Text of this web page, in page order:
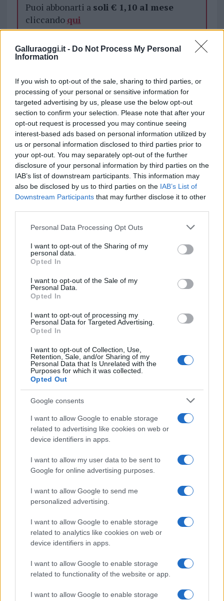
Galluraoggi.it - Do Not Process My Personal
Information
If you wish to opt-out of the sale, sharing to third parties, or
processing of your personal or sensitive information for
targeted advertising by us, please use the below opt-out
section to confirm your selection. Please note that after your
opt-out request is processed you may continue seeing
interest-based ads based on personal information utilized by
us or personal information disclosed to third parties prior to
your opt-out. You may separately opt-out of the further
disclosure of your personal information by third parties on the
IAB’s list of downstream participants. This information may
also be disclosed by us to third parties on the IAB’s List of
Downstream Participants that may further disclose it to other
Please note that this website/app uses one or more Google
not limited to your visit or usage behaviour. You may click to
grant or deny consent to Google and its third-party tags to
use your data for below specified purposes in below Google
consent section.
Personal Data Processing Opt Outs
I want to opt-out of the Sharing of my
personal data.
Opted In
I want to opt-out of the Sale of my
Personal Data.
Opted In
I want to opt-out of processing my
Personal Data for Targeted Advertising.
Opted In
I want to opt-out of Collection, Use,
Retention, Sale, and/or Sharing of my
Personal Data that Is Unrelated with the
Purposes for which it was collected.
Opted Out
Google consents
I want to allow Google to enable storage
related to advertising like cookies on web or
device identifiers in apps.
I want to allow my user data to be sent to
Google for online advertising purposes.
I want to allow Google to send me
personalized advertising.
I want to allow Google to enable storage
related to analytics like cookies on web or
device identifiers in apps.
I want to allow Google to enable storage
related to functionality of the website or app.
I want to allow Google to enable storage
Puoi abbonarti a soli € 1,10 al mese
cliccando qui
Sei già abbonato?
sezioneLogindal menù del sito o
cliccandoqui
TEMI: Marco Balata Ruota Panoramica Olbia
Notizie in tempo reale?
Entra nel canale telegram di
GalluraOggi.it
Inviaci le tue segnalazioni,
i tuoi video e le tue foto
Ricevi le nostre ultime news
daGoogle News
Condividi l'articolo
F
a
b
o
T
w
te
Pi
n
re
W
h
at
s
p
p
S
h
re
Prossimo articolo
NOTIZIE RECENTI
Le previsioni meteo per il weekend a Olbia e in
Gallura
Michelle Hunziker in Gallura, bella anche dal
vivo: un amico vip svela come fa